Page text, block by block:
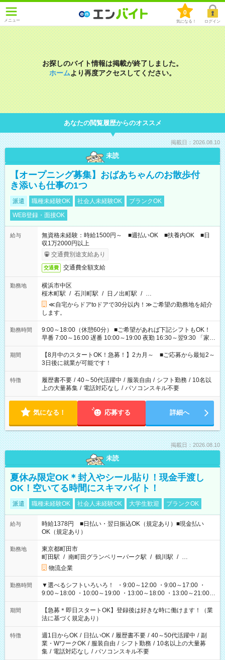
メニュー
0
気になる！ ログイン
お探しのバイト情報は掲載が終了しました。
ホームより再度アクセスしてください。
あなたの閲覧履歴からのオススメ
掲載日：2026.08.10
未読
【オープニング募集】おばあちゃんのお散歩付
き添いも仕事の1つ
派遣 職種未経験OK 社会人未経験OK
ブランクOK
WEB登録・面接OK
給与
無資格未経験：時給1500円～ ■週払いOK ■扶養内OK ■日
収1万2000円以上
交通費別途支給あり
交通費 交通費全額支給
勤務地
横浜市中区
桜木町駅 / 石川町駅 / 日ノ出町駅 / …
≪自宅からドアtoドアで30分以内！≫ご希望の勤務地を紹介
します。
勤務時間
9:00～18:00（休憩60分） ■ご希望があれば下記シフトもOK！
早番 7:00～16:00 遅番 10:00～19:00 夜勤 16:30～翌9:30 「家族
と休みを合わせたい」 「余裕を持って夕飯の準備がしたい」
「できれば残業はしたくない」 など、ご希望を教えてください
ね。 ※Wワーク希望の方へ 今ご覧のお仕事で希望する勤務時間
と、もう1つのお仕事の勤務時間。 合計で週40時間を超える場
合は応募できません。
期間
【8月中のスタートOK！急募！】2カ月～ ■ご応募から最短2～
3日後に就業が可能です！
特徴 履歴書不要 / 40～50代活躍中 / 服装自由 / シフト勤務 / 10名以
上の大量募集 / 電話対応なし / パソコンスキル不要
気になる！ 応募する 詳細へ
掲載日：2026.08.10
未読
夏休み限定OK＊封入やシール貼り！現金手渡し
OK！空いてる時間にスキマバイト！
派遣 職種未経験OK 社会人未経験OK 大学生歓迎 ブランクOK
給与
時給1378円 ■日払い・翌日振込OK（規定あり）■現金払い
OK（規定あり）
勤務地
東京都町田市
町田駅 / 南町田グランベリーパーク駅 / 鶴川駅 / …
物流企業
勤務時間
▼選べるシフトいろいろ！ ・9:00～12:00 ・9:00～17:00 ・
9:00～18:00 ・10:00～19:00 ・13:00～18:00 ・13:00～21:00
・22:00～翌6:00 など 上記以外の時間で相談可能なお仕事も！
あなたの希望を教えてください！
期間
【急募＊即日スタートOK】登録後は好きな時に働けます！（業
法に基づく規定あり）
特徴 週1日からOK / 日払いOK / 履歴書不要 / 40～50代活躍中 / 副
業・WワークOK / 服装自由 / シフト勤務 / 10名以上の大量募
集 / 電話対応なし / パソコンスキル不要